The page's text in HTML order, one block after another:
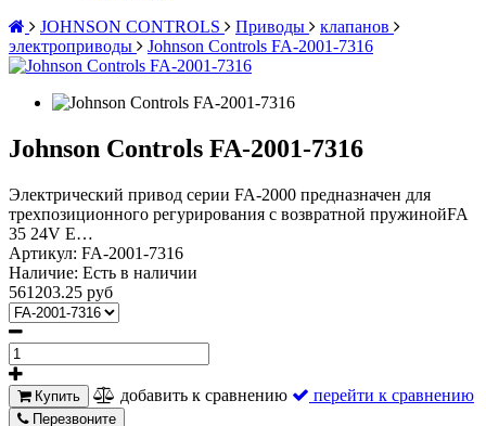
JOHNSON CONTROLS
Приводы
клапанов
электроприводы
Johnson Controls FA-2001-7316
Johnson Controls FA-2001-7316
Электрический привод серии FA-2000 предназначен для
трехпозиционного регурирования с возвратной пружинойFA
35 24V E…
Артикул: FA-2001-7316
Наличие: Есть в наличии
561203.25 руб
Купить добавить к сравнению перейти к сравнению
Перезвоните